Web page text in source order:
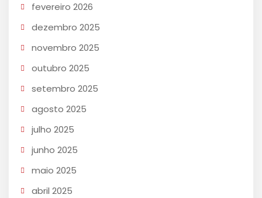
fevereiro 2026
dezembro 2025
novembro 2025
outubro 2025
setembro 2025
agosto 2025
julho 2025
junho 2025
maio 2025
abril 2025